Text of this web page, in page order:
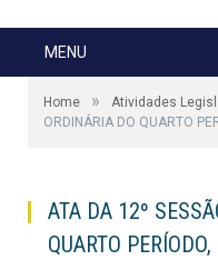
MENU
Home » Atividades
ORDINÁRIA DO QUARTO
ATA DA 12º
QUARTO